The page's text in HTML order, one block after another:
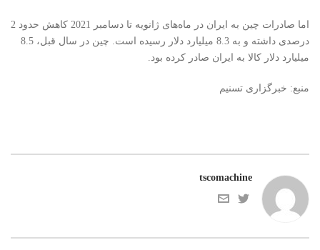
اما صادرات چین به ایران در ماه‌های ژانویه تا دسامبر 2021 کاهش حدود 2
درصدی داشته و به 8.3 میلیارد دلار رسیده است. چین در سال قبل، 8.5
میلیارد دلار کالا به ایران صادر کرده بود.
منبع: خبرگزاری تسنیم
tscomachine